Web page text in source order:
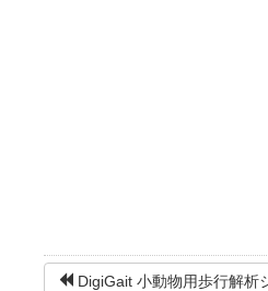
DigiGait 小動物用歩行解析